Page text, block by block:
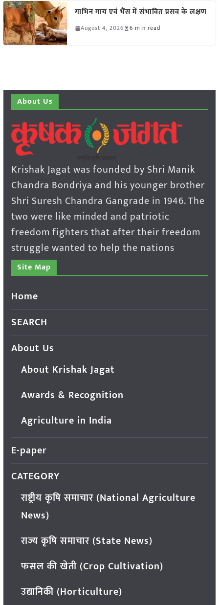
गाभिन गाय एवं भैंस में संभावित प्रसव के लक्षण
August 4, 2026 6 min read
About Us
Krishak Jagat was founded by Shri Manik
Chandra Bondriya and his younger brother
Shri Suresh Chandra Gangrade in 1946. The
two were like minded and patriotic
freedom fighters that after their freedom
struggle wanted to help the nations
Site Map
Home
SEARCH
About Us
About Krishak Jagat
Awards & Recognition
Agriculture in India
E-paper
CATEGORY
राष्ट्रीय कृषि समाचार (National Agriculture
News)
राज्य कृषि समाचार (State News)
फसल की खेती (Crop Cultivation)
उद्यानिकी (Horticulture)